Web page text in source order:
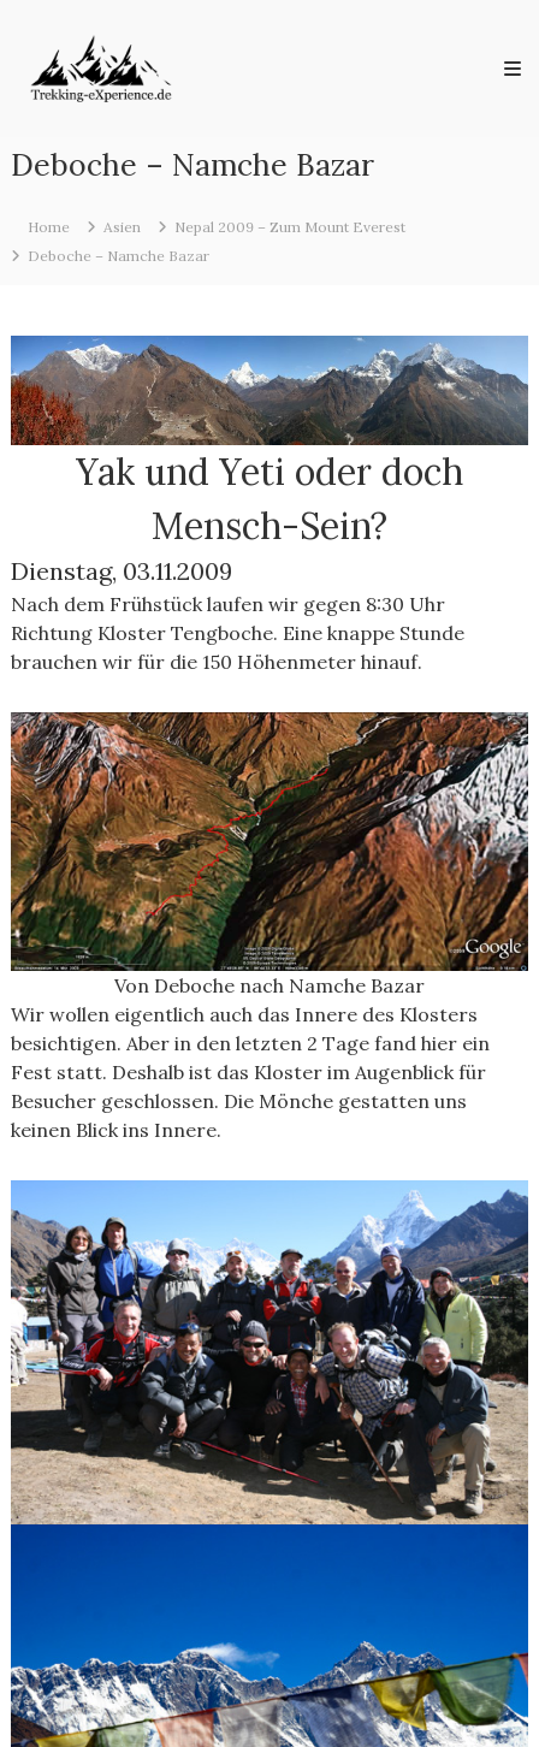
content
eXperience.de
Reiseberichte
aus
Welt
Deboche – Namche Bazar
Home Asien
Nepal 2009 – Zum Mount Everest
Deboche – Namche Bazar
Yak und Yeti oder doch
Mensch-Sein?
Dienstag, 03.11.2009
Nach dem Frühstück laufen wir gegen 8:30 Uhr
Richtung Kloster Tengboche. Eine knappe Stunde
brauchen wir für die 150 Höhenmeter hinauf.
Von Deboche nach Namche Bazar
Wir wollen eigentlich auch das Innere des Klosters
besichtigen. Aber in den letzten 2 Tage fand hier ein
Fest statt. Deshalb ist das Kloster im Augenblick für
Besucher geschlossen. Die Mönche gestatten uns
keinen Blick ins Innere.